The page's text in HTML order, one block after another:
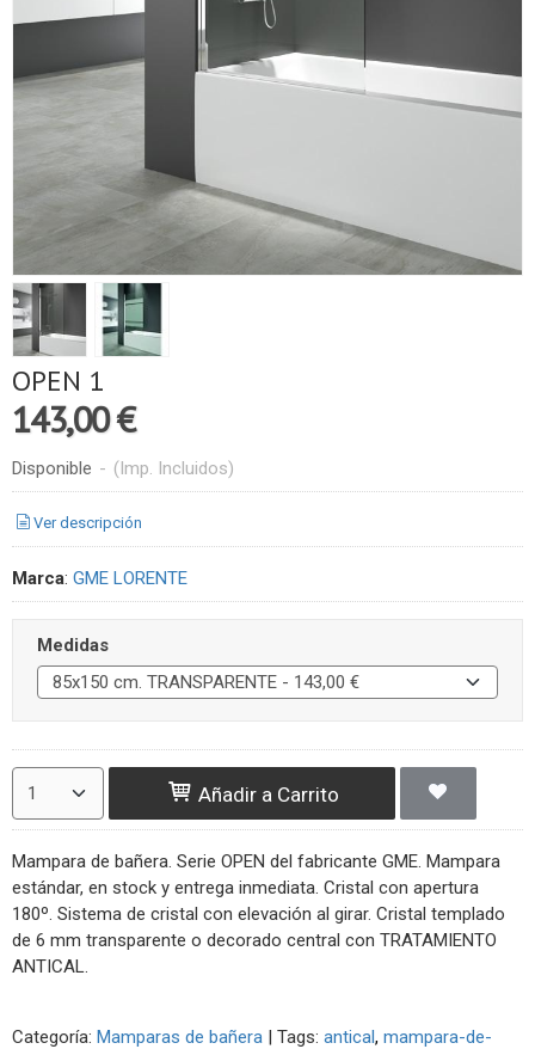
OPEN 1
143,00 €
Disponible - (Imp. Incluidos)
Ver descripción
Marca: GME LORENTE
Medidas
Añadir a Carrito
Mampara de bañera. Serie OPEN del fabricante GME. Mampara
estándar, en stock y entrega inmediata. Cristal con apertura
180º. Sistema de cristal con elevación al girar. Cristal templado
de 6 mm transparente o decorado central con TRATAMIENTO
ANTICAL.
Categoría: Mamparas de bañera | Tags: antical mampara-de-